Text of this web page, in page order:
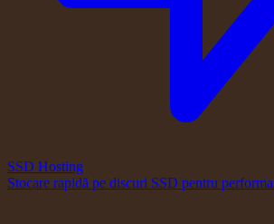
SSD Hosting
Stocare rapidă pe discuri SSD pentru